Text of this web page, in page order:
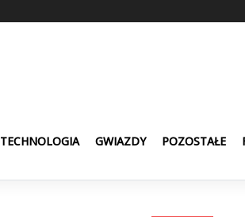
TECHNOLOGIA GWIAZDY POZOSTAŁE